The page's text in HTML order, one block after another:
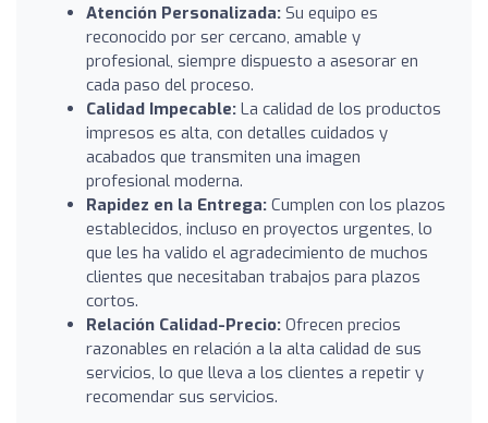
Atención Personalizada: Su equipo es
reconocido por ser cercano, amable y
profesional, siempre dispuesto a asesorar en
cada paso del proceso.
Calidad Impecable: La calidad de los productos
impresos es alta, con detalles cuidados y
acabados que transmiten una imagen
profesional moderna.
Rapidez en la Entrega: Cumplen con los plazos
establecidos, incluso en proyectos urgentes, lo
que les ha valido el agradecimiento de muchos
clientes que necesitaban trabajos para plazos
cortos.
Relación Calidad-Precio: Ofrecen precios
razonables en relación a la alta calidad de sus
servicios, lo que lleva a los clientes a repetir y
recomendar sus servicios.